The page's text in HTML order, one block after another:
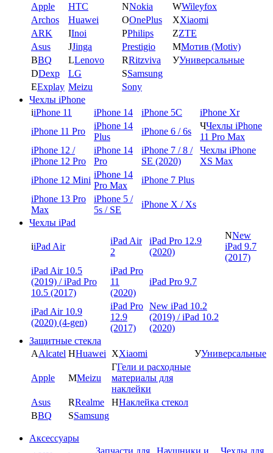
Apple
HTC NNokia WWileyfox
Archos
Huawei OOnePlus XXiaomi
ARK
IInoi PPhilips ZZTE
Asus
JJinga Prestigio ММотив (Motiv)
BBQ LLenovo RRitzviva УУниверсальные
DDexp LG SSamsung
EExplay Meizu
Sony
Чехлы iPhone
iiPhone 11 iPhone 14 iPhone 5C
iPhone Xr
iPhone 11 Pro
iPhone 14
Plus
iPhone 6 / 6s
ЧЧехлы iPhone
11 Pro Max
iPhone 12 /
iPhone 12 Pro
iPhone 14
Pro
iPhone 7 / 8 /
SE (2020)
Чехлы iPhone
XS Max
iPhone 12 Mini
iPhone 14
Pro Max
iPhone 7 Plus
iPhone 13 Pro
Max
iPhone 5 /
5s / SE
iPhone X / Xs
Чехлы iPad
iiPad Air
iPad Air
2
iPad Pro 12.9
(2020)
NNew
iPad 9.7
(2017)
iPad Air 10.5
(2019) / iPad Pro
10.5 (2017)
iPad Pro
11
(2020)
iPad Pro 9.7
iPad Air 10.9
(2020) (4-gen)
iPad Pro
12.9
(2017)
New iPad 10.2
(2019) / iPad 10.2
(2020)
Защитные стекла
AAlcatel HHuawei XXiaomi УУниверсальные
Apple MMeizu
ГГели и расходные
материалы для
наклейки
Asus
RRealme ННаклейка стекол
BBQ SSamsung
Аксессуары
Запчасти для
Наушники и
Чехлы для